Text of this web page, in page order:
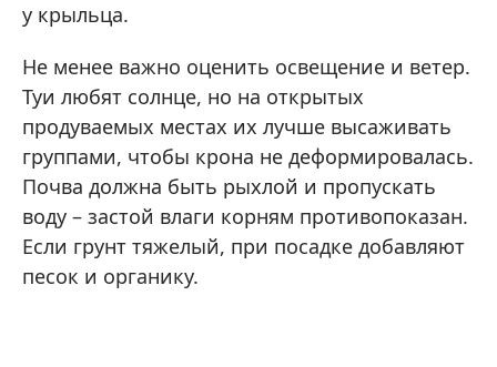
у крыльца.
Не менее важно оценить освещение и ветер.
Туи любят солнце, но на открытых
продуваемых местах их лучше высаживать
группами, чтобы крона не деформировалась.
Почва должна быть рыхлой и пропускать
воду – застой влаги корням противопоказан.
Если грунт тяжелый, при посадке добавляют
песок и органику.